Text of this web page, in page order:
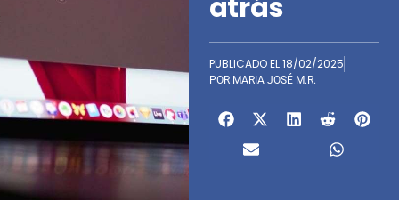
atrás
PUBLICADO EL18/02/2025
POR MARIA JOSÉ M.R.